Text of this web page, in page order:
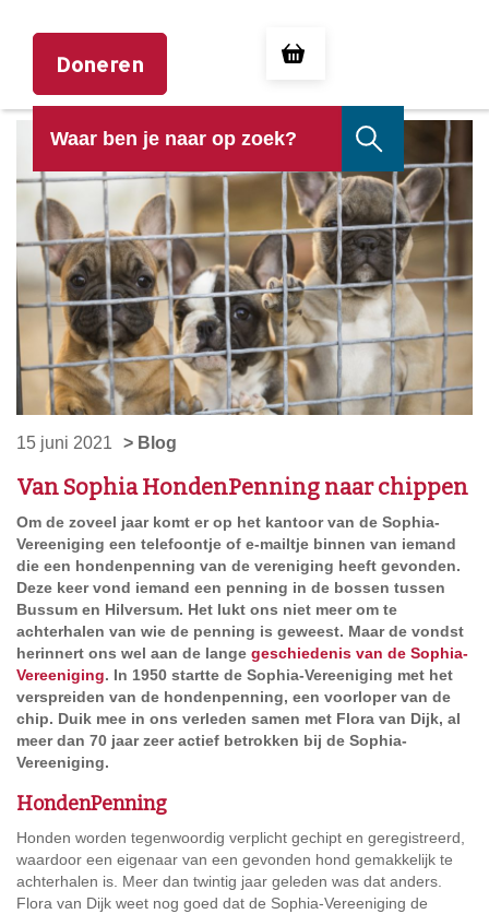
Doneren
15 juni 2021 > Blog
Van Sophia HondenPenning naar chippen
Om de zoveel jaar komt er op het kantoor van de Sophia-
Vereeniging een telefoontje of e-mailtje binnen van iemand
die een hondenpenning van de vereniging heeft gevonden.
Deze keer vond iemand een penning in de bossen tussen
Bussum en Hilversum. Het lukt ons niet meer om te
achterhalen van wie de penning is geweest. Maar de vondst
herinnert ons wel aan de lange geschiedenis van de Sophia-
Vereeniging. In 1950 startte de Sophia-Vereeniging met het
verspreiden van de hondenpenning, een voorloper van de
chip. Duik mee in ons verleden samen met Flora van Dijk, al
meer dan 70 jaar zeer actief betrokken bij de Sophia-
Vereeniging.
HondenPenning
Honden worden tegenwoordig verplicht gechipt en geregistreerd,
waardoor een eigenaar van een gevonden hond gemakkelijk te
achterhalen is. Meer dan twintig jaar geleden was dat anders.
Flora van Dijk weet nog goed dat de Sophia-Vereeniging de